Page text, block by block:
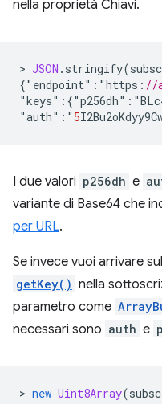
nella proprietà Chiavi.
> JSON . stringify(
{" endpoint" : "https : //
"keys" : {"p256dh" : "
"auth" : " 5
I due valori p256dh e
variante di Base64 che
per URL.
Se invece vuoi arrivare
getKey() nella
parametro come
necessari sono auth e
> new Uint8Array(